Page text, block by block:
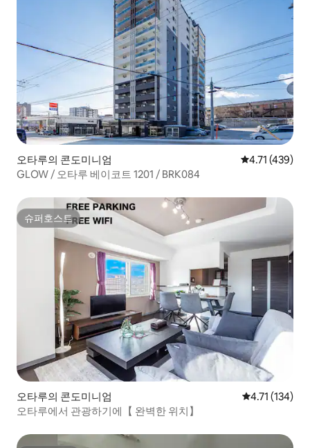
오타루의 콘도미니엄 평점 4.71점(5
4.71 (439)
GLOW / 오타루 베이코트 1201 / BRK084
슈퍼호스트
슈퍼호스트
오타루의 콘도미니엄 평점 4.71점(5
4.71 (134)
오타루에서 관광하기에【 완벽한 위치】